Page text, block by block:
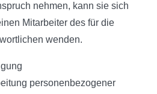
nehmen, kann sie sich
Mitarbeiter des für die
wenden.
personenbezogener